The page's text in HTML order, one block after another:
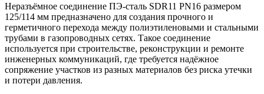
Неразъёмное соединение ПЭ-сталь SDR11 PN16 размером
125/114 мм предназначено для создания прочного и
герметичного перехода между полиэтиленовыми и стальными
трубами в газопроводных сетях. Такое соединение
используется при строительстве, реконструкции и ремонте
инженерных коммуникаций, где требуется надёжное
сопряжение участков из разных материалов без риска утечки
и потери давления.